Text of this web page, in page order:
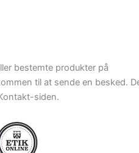
bestemte produkter på
til at sende en besked.
siden.